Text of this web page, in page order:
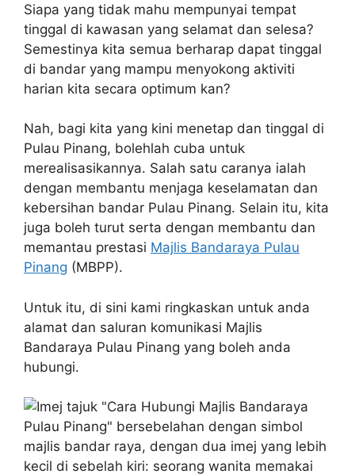
Siapa yang tidak mahu mempunyai tempat
tinggal di kawasan yang selamat dan selesa?
Semestinya kita semua berharap dapat tinggal
di bandar yang mampu menyokong aktiviti
harian kita secara optimum kan?
Nah, bagi kita yang kini menetap dan tinggal di
Pulau Pinang, bolehlah cuba untuk
merealisasikannya. Salah satu caranya ialah
dengan membantu menjaga keselamatan dan
kebersihan bandar Pulau Pinang. Selain itu, kita
juga boleh turut serta dengan membantu dan
memantau prestasi Majlis Bandaraya Pulau
Pinang (MBPP).
Untuk itu, di sini kami ringkaskan untuk anda
alamat dan saluran komunikasi Majlis
Bandaraya Pulau Pinang yang boleh anda
hubungi.